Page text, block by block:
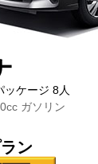
ッケージ 8人
ガソリン
ン